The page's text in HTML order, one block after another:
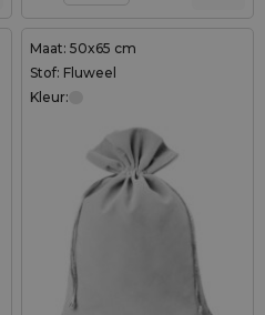
Maat: 50x65 cm
Stof: Fluweel
Kleur: